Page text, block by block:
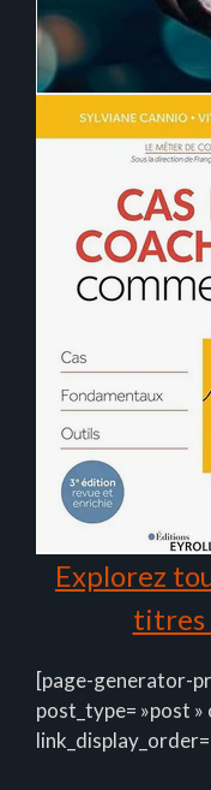
Explorez
titres
[page-generator-
post_type= »post